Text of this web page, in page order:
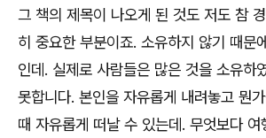
그 책의 제목이 나오게 된 것도 저도 참
히 중요한 부분이죠. 소유하지 않기 때문
인데. 실제로 사람들은 많은 것을 소유하
못합니다. 본인을 자유롭게 내려놓고 뭔
때 자유롭게 떠날 수 있는데. 무엇보다 여